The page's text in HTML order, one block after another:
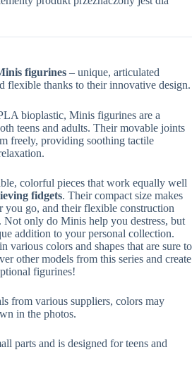
figurines – unique, articulated
flexible thanks to their innovative design.
bioplastic, Minis figurines are a
teens and adults. Their movable joints
freely, providing soothing tactile
colorful pieces that work equally well
fidgets. Their compact size makes
you go, and their flexible construction
Not only do Minis help you destress, but
addition to your personal collection.
various colors and shapes that are sure to
other models from this series and create
figurines!
from various suppliers, colors may
in the photos.
parts and is designed for teens and